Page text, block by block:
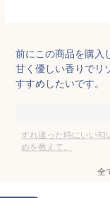
前にこの商品を購入
甘く優しい香りでリ
すすめしたいです。
すれ違った時にいい匂
めを教えて。
全